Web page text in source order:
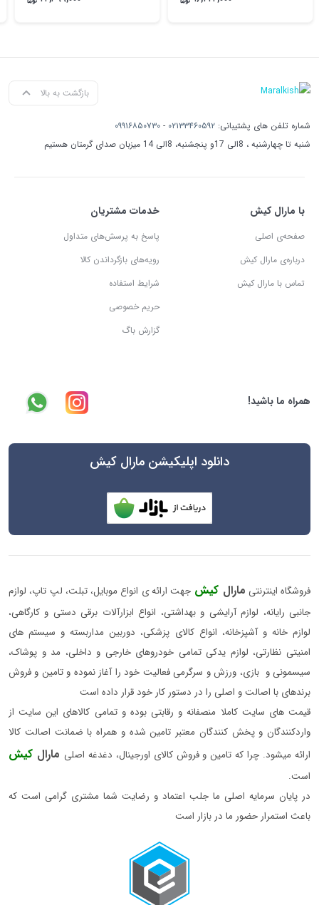
بازگشت به بالا
شماره تلفن های پشتیبانی: ۰۲۱۳۳۴۶۰۵۹۲ - ۰۹۹۱۶۸۵۰۷۳۰
شنبه تا چهارشنبه ، 8الی 17و پنجشنبه، 8الی 14 میزبان صدای گرمتان هستیم
با مارال کیش
صفحه‌ی اصلی
درباره‌ی مارال کیش
تماس با مارال کیش
خدمات مشتریان
پاسخ به پرسش‌های متداول
رویه‌های بازگرداندن کالا
شرایط استفاده
حریم خصوصی
گزارش باگ
همراه ما باشید!
دانلود اپلیکیشن مارال کیش
فروشگاه اینترنتی مارال کیش جهت ارائه ی انواع موبایل، تبلت، لپ تاپ، لوازم
جانبی رایانه، لوازم آرایشی و بهداشتی، انواع ابزارآلات برقی دستی و کارگاهی،
لوازم خانه و آشپزخانه، انواع کالای پزشکی، دوربین مداربسته و سیستم های
امنیتی نظارتی، لوازم یدکی تمامی خودروهای خارجی و داخلی، مد و پوشاک،
سیسمونی و بازی، ورزش و سرگرمی فعالیت خود را آغاز نموده و تامین و فروش
برندهای با اصالت و اصلی را در دستور کار خود قرار داده است
قیمت های سایت کاملا منصفانه و رقابتی بوده و تمامی کالاهای این سایت از
واردکنندگان و پخش کنندگان معتبر تامین شده و همراه با ضمانت اصالت کالا
ارائه میشود. چرا که تامین و فروش کالای اورجینال، دغدغه اصلی مارال کیش
است.
در پایان سرمایه اصلی ما جلب اعتماد و رضایت شما مشتری گرامی است که
باعث استمرار حضور ما در بازار است